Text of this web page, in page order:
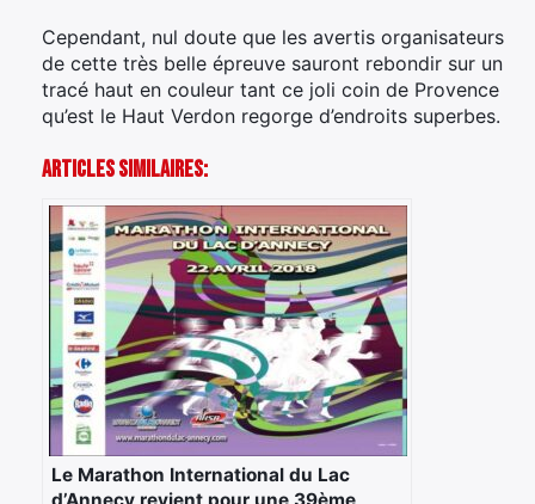
Cependant, nul doute que les avertis organisateurs
de cette très belle épreuve sauront rebondir sur un
tracé haut en couleur tant ce joli coin de Provence
qu’est le Haut Verdon regorge d’endroits superbes.
Articles Similaires:
Le Marathon International du Lac